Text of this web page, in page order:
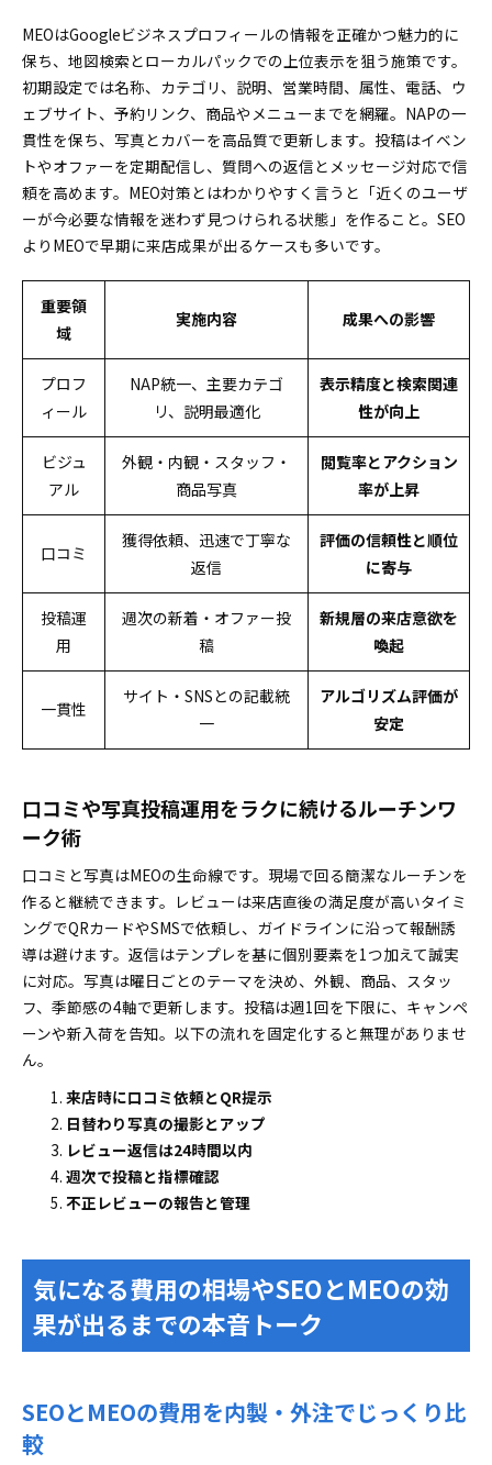
MEOはGoogleビジネスプロフィールの情報を正確かつ魅力的に
保ち、地図検索とローカルパックでの上位表示を狙う施策です。
初期設定では名称、カテゴリ、説明、営業時間、属性、電話、ウ
ェブサイト、予約リンク、商品やメニューまでを網羅。NAPの一
貫性を保ち、写真とカバーを高品質で更新します。投稿はイベン
トやオファーを定期配信し、質問への返信とメッセージ対応で信
頼を高めます。MEO対策とはわかりやすく言うと「近くのユーザ
ーが今必要な情報を迷わず見つけられる状態」を作ること。SEO
よりMEOで早期に来店成果が出るケースも多いです。
重要領
域
実施内容 成果への影響
プロフ
ィール
NAP統一、主要カテゴ
リ、説明最適化
表示精度と検索関連
性が向上
ビジュ
アル
外観・内観・スタッフ・
商品写真
閲覧率とアクション
率が上昇
口コミ
獲得依頼、迅速で丁寧な
返信
評価の信頼性と順位
に寄与
投稿運
用
週次の新着・オファー投
稿
新規層の来店意欲を
喚起
一貫性
サイト・SNSとの記載統
一
アルゴリズム評価が
安定
口コミや写真投稿運用をラクに続けるルーチンワ
ーク術
口コミと写真はMEOの生命線です。現場で回る簡潔なルーチンを
作ると継続できます。レビューは来店直後の満足度が高いタイミ
ングでQRカードやSMSで依頼し、ガイドラインに沿って報酬誘
導は避けます。返信はテンプレを基に個別要素を1つ加えて誠実
に対応。写真は曜日ごとのテーマを決め、外観、商品、スタッ
フ、季節感の4軸で更新します。投稿は週1回を下限に、キャンペ
ーンや新入荷を告知。以下の流れを固定化すると無理がありませ
ん。
来店時に口コミ依頼とQR提示
日替わり写真の撮影とアップ
レビュー返信は24時間以内
週次で投稿と指標確認
不正レビューの報告と管理
気になる費用の相場やSEOとMEOの効
果が出るまでの本音トーク
SEOとMEOの費用を内製・外注でじっくり比
較